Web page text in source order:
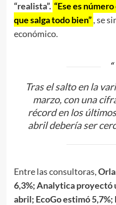
“realista”. “Ese es
que salga todo bien” , se
económico.
Tras el salto en la
marzo, con una
récord en los
abril debería ser
Entre las consultoras,
6,3%; Analytica proyectó
abril; EcoGo estimó 5,7%;